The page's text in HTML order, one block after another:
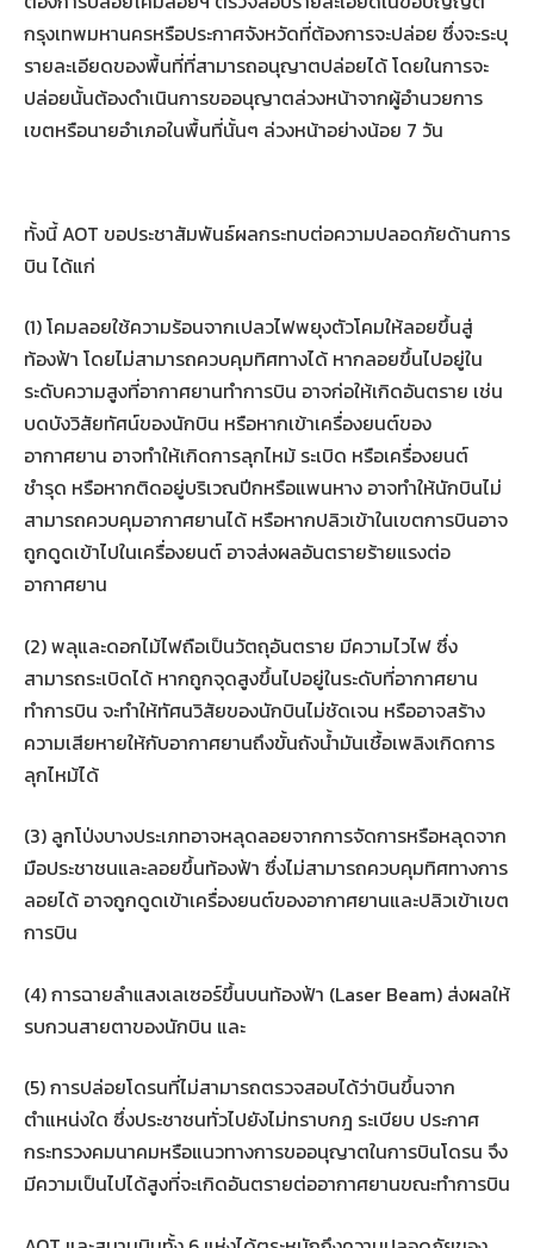
กรุงเทพมหานครหรือประกาศจังหวัดที่ต้องการจะปล่อย ซึ่งจะระบุ
รายละเอียดของพื้นที่ที่สามารถอนุญาตปล่อยได้ โดยในการจะ
ปล่อยนั้นต้องดำเนินการขออนุญาตล่วงหน้าจากผู้อำนวยการ
เขตหรือนายอำเภอในพื้นที่นั้นๆ ล่วงหน้าอย่างน้อย 7 วัน
ทั้งนี้ AOT ขอประชาสัมพันธ์ผลกระทบต่อความปลอดภัยด้านการ
บิน ได้แก่
(1) โคมลอยใช้ความร้อนจากเปลวไฟพยุงตัวโคมให้ลอยขึ้นสู่
ท้องฟ้า โดยไม่สามารถควบคุมทิศทางได้ หากลอยขึ้นไปอยู่ใน
ระดับความสูงที่อากาศยานทำการบิน อาจก่อให้เกิดอันตราย เช่น
บดบังวิสัยทัศน์ของนักบิน หรือหากเข้าเครื่องยนต์ของ
อากาศยาน อาจทำให้เกิดการลุกไหม้ ระเบิด หรือเครื่องยนต์
ชำรุด หรือหากติดอยู่บริเวณปีกหรือแพนหาง อาจทำให้นักบินไม่
สามารถควบคุมอากาศยานได้ หรือหากปลิวเข้าในเขตการบินอาจ
ถูกดูดเข้าไปในเครื่องยนต์ อาจส่งผลอันตรายร้ายแรงต่อ
อากาศยาน
(2) พลุและดอกไม้ไฟถือเป็นวัตถุอันตราย มีความไวไฟ ซึ่ง
สามารถระเบิดได้ หากถูกจุดสูงขึ้นไปอยู่ในระดับที่อากาศยาน
ทำการบิน จะทำให้ทัศนวิสัยของนักบินไม่ชัดเจน หรืออาจสร้าง
ความเสียหายให้กับอากาศยานถึงขั้นถังน้ำมันเชื้อเพลิงเกิดการ
ลุกไหม้ได้
(3) ลูกโป่งบางประเภทอาจหลุดลอยจากการจัดการหรือหลุดจาก
มือประชาชนและลอยขึ้นท้องฟ้า ซึ่งไม่สามารถควบคุมทิศทางการ
ลอยได้ อาจถูกดูดเข้าเครื่องยนต์ของอากาศยานและปลิวเข้าเขต
การบิน
(4) การฉายลำแสงเลเซอร์ขึ้นบนท้องฟ้า (Laser Beam) ส่งผลให้
รบกวนสายตาของนักบิน และ
(5) การปล่อยโดรนที่ไม่สามารถตรวจสอบได้ว่าบินขึ้นจาก
ตำแหน่งใด ซึ่งประชาชนทั่วไปยังไม่ทราบกฎ ระเบียบ ประกาศ
กระทรวงคมนาคมหรือแนวทางการขออนุญาตในการบินโดรน จึง
มีความเป็นไปได้สูงที่จะเกิดอันตรายต่ออากาศยานขณะทำการบิน